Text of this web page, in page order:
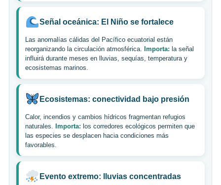
Señal oceánica: El Niño se fortalece
Las anomalías cálidas del Pacífico ecuatorial están
reorganizando la circulación atmosférica.
Importa: la señal
influirá durante meses en lluvias, sequías, temperatura y
ecosistemas marinos.
Ecosistemas: conectividad bajo presión
Calor, incendios y cambios hídricos fragmentan refugios
naturales.
Importa: los corredores ecológicos permiten que
las especies se desplacen hacia condiciones más
favorables.
Evento extremo: lluvias concentradas